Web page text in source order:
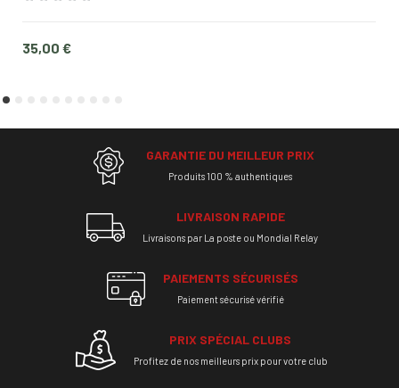
Prix
35,00 €
GARANTIE DU MEILLEUR PRIX
Produits 100 % authentiques
LIVRAISON RAPIDE
Livraisons par La poste ou Mondial Relay
PAIEMENTS SÉCURISÉS
Paiement sécurisé vérifié
PRIX SPÉCIAL CLUBS
Profitez de nos meilleurs prix pour votre club